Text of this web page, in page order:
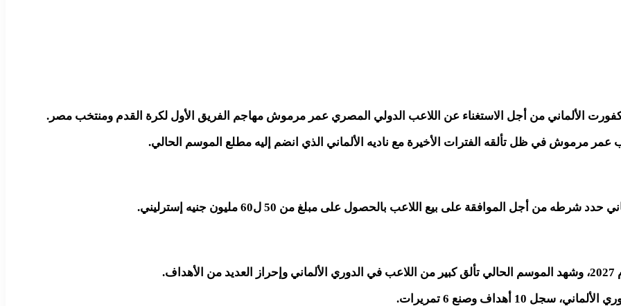
الألماني من أجل الاستغناء عن اللاعب الدولي المصري عمر مرموش مهاجم الفريق الأول لكرة القدم ومنتخب مصر.
عمر مرموش في ظل تألقه الفترات الأخيرة مع ناديه الألماني الذي انضم إليه مطلع الموسم الحالي.
من أجل الموافقة على بيع اللاعب بالحصول على مبلغ من 50 ل60 مليون جنيه إسترليني.